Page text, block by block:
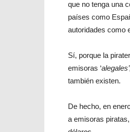
que no tenga una
países como
autoridades como
Sí, porque la
emisoras ‘
también existen.
De hecho, en
a emisoras